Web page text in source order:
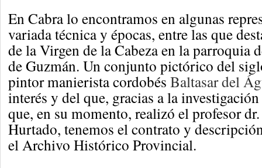
En Cabra lo encontramos en algunas
variada técnica y épocas, entre las que
de la Virgen de la Cabeza en la parroquia
de Guzmán. Un conjunto pictórico del
pintor manierista cordobés Baltasar del
interés y del que, gracias a la
que, en su momento, realizó el profesor
Hurtado, tenemos el contrato y
el Archivo Histórico Provincial.